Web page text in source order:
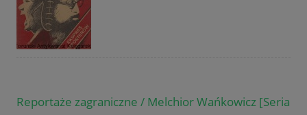
Reportaże zagraniczne / Melchior Wańkowicz [Seria